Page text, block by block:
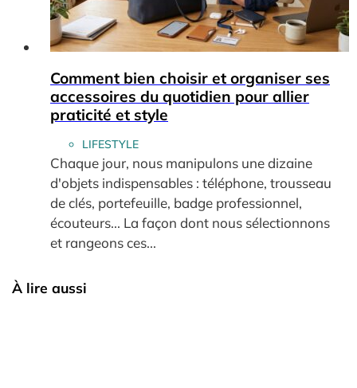
Comment bien choisir et organiser ses
accessoires du quotidien pour allier
praticité et style
LIFESTYLE
Chaque jour, nous manipulons une dizaine
d'objets indispensables : téléphone, trousseau
de clés, portefeuille, badge professionnel,
écouteurs... La façon dont nous sélectionnons
et rangeons ces...
À lire aussi